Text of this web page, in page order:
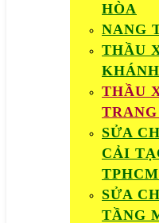
HÒA
NANG
THẦU
THẦU
SỬA
CẢI
TPHCM
SỬA
TẦNG